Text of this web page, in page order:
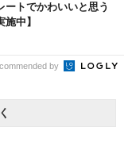
ートでかわいいと思う
中】
by